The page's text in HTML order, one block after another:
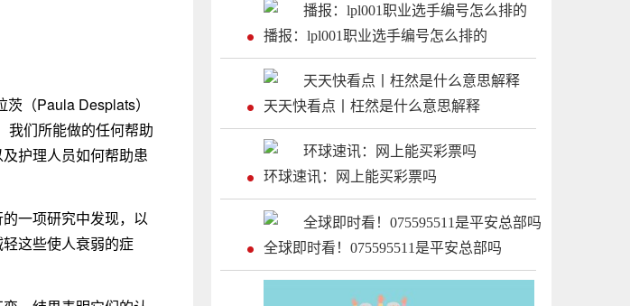
（Paula Desplats）
我们所能做的任何帮助
护理人员如何帮助患
一项研究中发现，以
这些使人衰弱的症
播报：lpl001职业选手编号怎么排的
天天快看点丨枉然是什么意思解释
环球速讯：网上能买彩票吗
全球即时看！075595511是平安总部吗